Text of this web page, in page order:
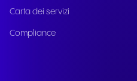
Carta dei servizi
Compliance